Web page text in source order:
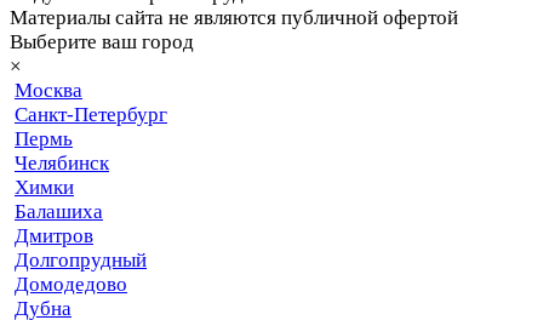
Материалы сайта не являются публичной офертой
Выберите ваш город
×
Москва
Санкт-Петербург
Пермь
Челябинск
Химки
Балашиха
Дмитров
Долгопрудный
Домодедово
Дубна